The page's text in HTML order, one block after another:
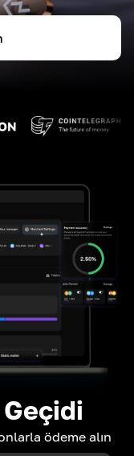
ödeme alın